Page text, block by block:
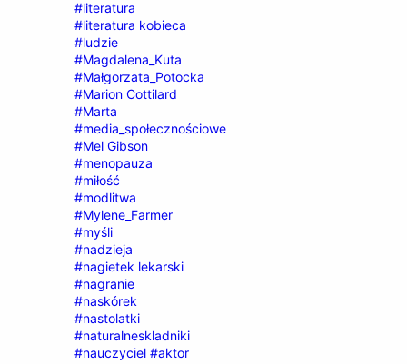
#literatura
#literatura kobieca
#ludzie
#Magdalena_Kuta
#Małgorzata_Potocka
#Marion Cottilard
#Marta
#media_społecznościowe
#Mel Gibson
#menopauza
#miłość
#modlitwa
#Mylene_Farmer
#myśli
#nadzieja
#nagietek lekarski
#nagranie
#naskórek
#nastolatki
#naturalneskladniki
#nauczyciel #aktor